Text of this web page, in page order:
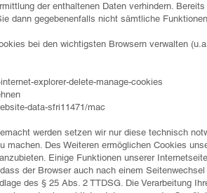
der enthaltenen Daten verhindern.
dann gegebenenfalls nicht sämtliche
bei den wichtigsten Browsern verwalten
explorer-delete-manage-cookies
data-sfri11471/mac
werden setzen wir nur diese technisch
Des Weiteren ermöglichen Cookies
Einige Funktionen unserer
der Browser auch nach einem Seitenwechsel
des § 25 Abs. 2 TTDSG. Die Verarbeitung